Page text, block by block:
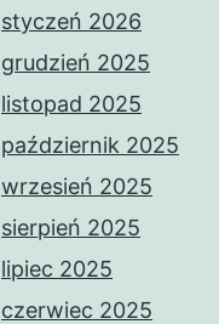
styczeń 2026
grudzień 2025
listopad 2025
październik 2025
wrzesień 2025
sierpień 2025
lipiec 2025
czerwiec 2025